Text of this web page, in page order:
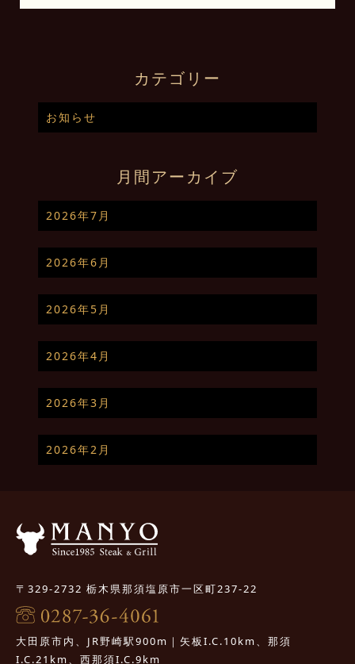
カテゴリー
お知らせ
月間アーカイブ
2026年7月
2026年6月
2026年5月
2026年4月
2026年3月
2026年2月
〒329-2732 栃木県那須塩原市一区町237-22
大田原市内、JR野崎駅900m｜矢板I.C.10km、那須
I.C.21km、西那須I.C.9km